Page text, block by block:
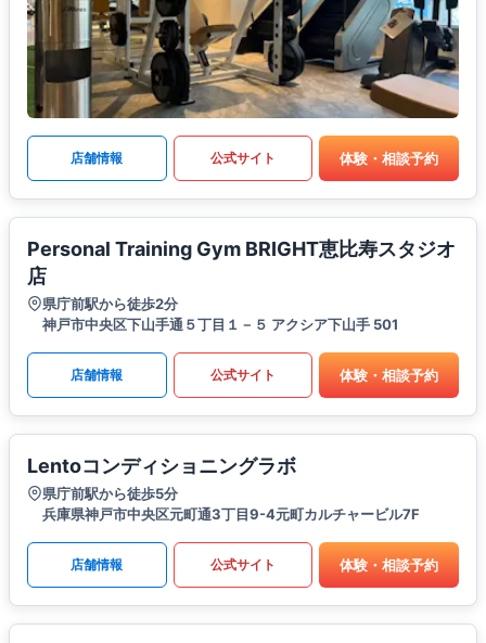
店舗情報 公式サイト 体験・相談予約
Personal Training Gym BRIGHT恵比寿スタジオ
店
県庁前駅から徒歩2分
神戸市中央区下山手通５丁目１－５ アクシア下山手 501
店舗情報 公式サイト 体験・相談予約
Lentoコンディショニングラボ
県庁前駅から徒歩5分
兵庫県神戸市中央区元町通3丁目9-4元町カルチャービル7F
店舗情報 公式サイト 体験・相談予約